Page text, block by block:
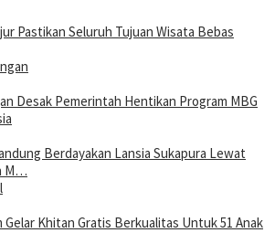
Pastikan Seluruh Tujuan Wisata Bebas
Desak Pemerintah Hentikan Program MBG
Berdayakan Lansia Sukapura Lewat
M…
Gelar Khitan Gratis Berkualitas Untuk 51 Anak